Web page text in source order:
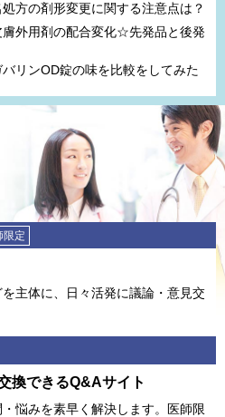
方の剤形変更に関する注意点は？
膚外用剤の配合変化☆先発品と後発
リンOD錠の味を比較をしてみた
限定
主体に、⽇々活発に議論・意⾒交
換できるQ&Aサイト
悩みを素早く解決します。医師限